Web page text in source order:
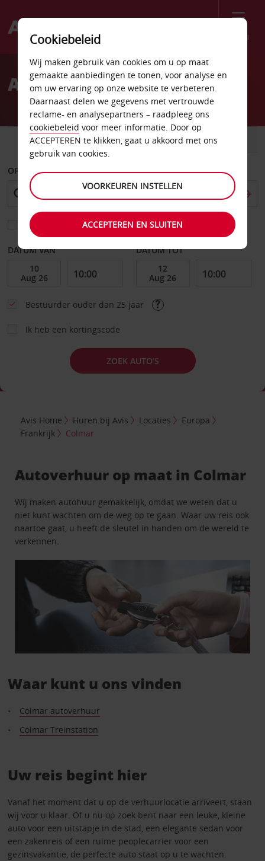
Menu
Welcome
AvisAutoverhuur Colmar
AUTO BESTELWAGEN
OPHALEN OP
Kies een ander afleverpunt
DATUM VAN DATUM TOT
Bestuurder ouder dan 25 jaar
Ik heb een kortingscode
ZOEK AUTO’S
Avis Home Huren bij Avis Locaties
Europa
Frankrijk
Colmar
Autoverhuur op maat in Colmar
Wij maken autohuur gemakkelijk, omdat we weten dat u
niet kunt wachten om de weg op te gaan. Waar uw reis ook
naartoe gaat, u heeft de sleutel in handen om de wereld te
verkennen.
Waar kunt u ons vinden
Colmar autoverhuur
Colmar Treinstation
Uw reis begint hier
Vanaf het moment dat u op de verhuurlocatie arriveert, staan
wij voor u klaar. Of u nu op zoek bent naar een leuke, kleine
auto voor een uitstapje in de stad, een elegante sedan voor
een zakenreis of een ruime peoplecarrier voor een
gezinsvakantie, de perfecte auto staat op u te wachten.
Cookiebeleid
Wij maken gebruik van cookies om u op maat
gemaakte aanbiedingen te tonen, voor analyse en
om uw ervaring op onze website te verbeteren.
Daarnaast delen we gegevens met vertrouwde
reclame- en analysepartners – raadpleeg ons
cookiebeleid voor meer informatie. Door op
ACCEPTEREN te klikken, gaat u akkoord met ons
gebruik van cookies.
VOORKEUREN INSTELLEN
ACCEPTEREN EN SLUITEN